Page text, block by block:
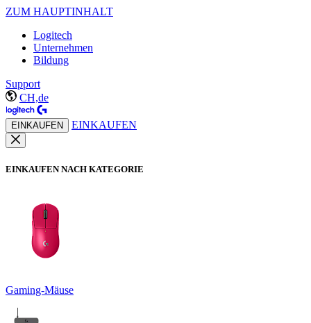
ZUM HAUPTINHALT
Logitech
Unternehmen
Bildung
Support
CH,de
EINKAUFEN EINKAUFEN
EINKAUFEN NACH KATEGORIE
Gaming-Mäuse